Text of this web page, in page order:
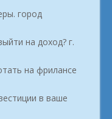
город
на доход? г.
на фрилансе
в ваше